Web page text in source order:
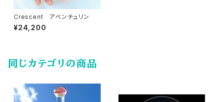
Crescent アベンチュリン
¥24,200
同じカテゴリの商品